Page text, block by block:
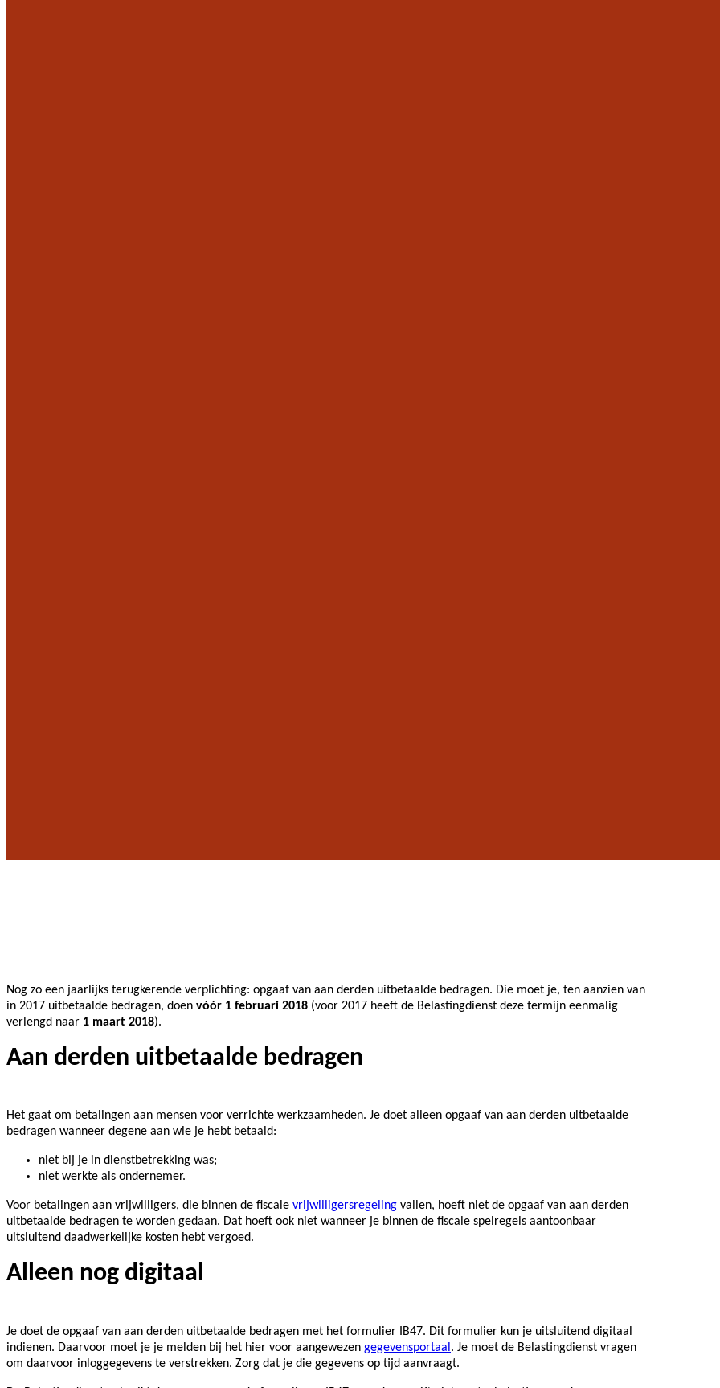
Nog zo een jaarlijks terugkerende verplichting: opgaaf van aan derden uitbetaalde bedragen. Die moet je, ten aanzien van
in 2017 uitbetaalde bedragen, doen vóór 1 februari 2018 (voor 2017 heeft de Belastingdienst deze termijn eenmalig
verlengd naar 1 maart 2018).
Aan derden uitbetaalde bedragen
Het gaat om betalingen aan mensen voor verrichte werkzaamheden. Je doet alleen opgaaf van aan derden uitbetaalde
bedragen wanneer degene aan wie je hebt betaald:
niet bij je in dienstbetrekking was;
niet werkte als ondernemer.
Voor betalingen aan vrijwilligers, die binnen de fiscale vrijwilligersregeling vallen, hoeft niet de opgaaf van aan derden
uitbetaalde bedragen te worden gedaan. Dat hoeft ook niet wanneer je binnen de fiscale spelregels aantoonbaar
uitsluitend daadwerkelijke kosten hebt vergoed.
Alleen nog digitaal
Je doet de opgaaf van aan derden uitbetaalde bedragen met het formulier IB47. Dit formulier kun je uitsluitend digitaal
indienen. Daarvoor moet je je melden bij het hier voor aangewezen gegevensportaal . Je moet de Belastingdienst vragen
om daarvoor inloggegevens te verstrekken. Zorg dat je die gegevens op tijd aanvraagt.